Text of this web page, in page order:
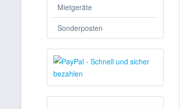
Mietgeräte
Sonderposten